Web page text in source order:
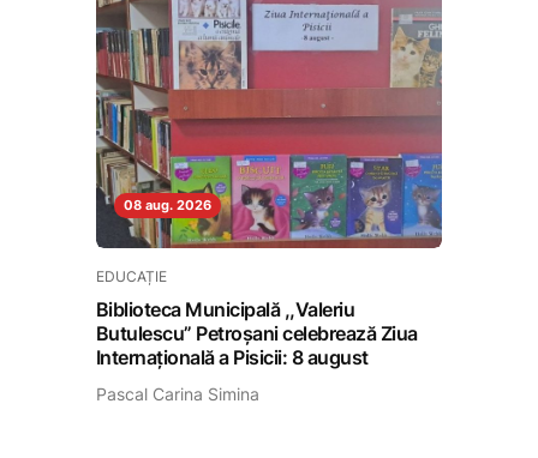
08 aug. 2026
EDUCAȚIE
Biblioteca Municipală ,,Valeriu
Butulescu” Petroșani celebrează Ziua
Internațională a Pisicii: 8 august
Pascal Carina Simina